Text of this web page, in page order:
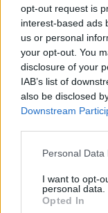
opt-out request is
interest-based ads
us or personal
your opt-out. You
disclosure of your
IAB’s list of
also be disclosed
Downstream
Personal
I want to opt-
personal data.
Opted In